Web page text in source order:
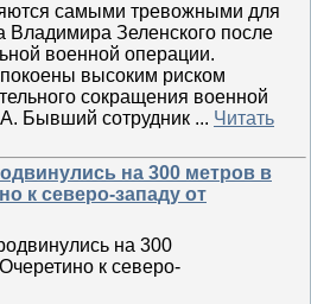
самыми тревожными для
Владимира Зеленского после
военной операции.
высоким риском
сокращения военной
Бывший сотрудник ... Читать
на 300 метров в
к северо-западу от